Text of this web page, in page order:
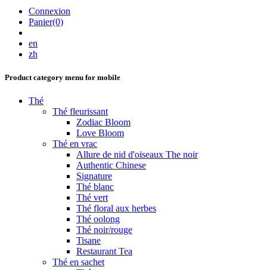
Connexion
Panier(0)
en
zh
Product category menu for mobile
Thé
Thé fleurissant
Zodiac Bloom
Love Bloom
Thé en vrac
Allure de nid d'oiseaux The noir
Authentic Chinese
Signature
Thé blanc
Thé vert
Thé floral aux herbes
Thé oolong
Thé noir/rouge
Tisane
Restaurant Tea
Thé en sachet